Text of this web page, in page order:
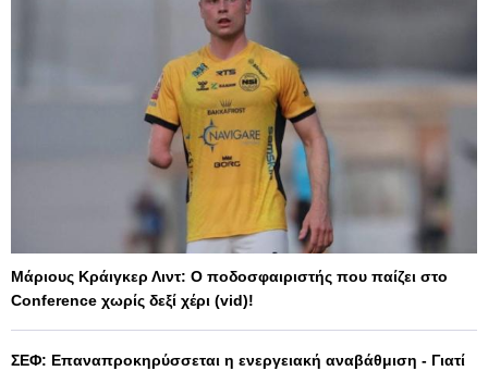
Μάριους Κράιγκερ Λιντ: Ο ποδοσφαιριστής που παίζει στο
Conference χωρίς δεξί χέρι (vid)!
ΣΕΦ: Επαναπροκηρύσσεται η ενεργειακή αναβάθμιση - Γιατί